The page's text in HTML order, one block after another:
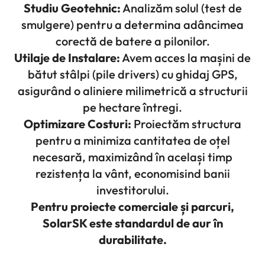
Studiu Geotehnic:Analizăm solul (test de
smulgere) pentru a determina adâncimea
corectă de batere a pilonilor.
Utilaje de Instalare:Avem acces la mașini de
bătut stâlpi (pile drivers) cu ghidaj GPS,
asigurând o aliniere milimetrică a structurii
pe hectare întregi.
Optimizare Costuri: Proiectăm structura
pentru a minimiza cantitatea de oțel
necesară, maximizând în același timp
rezistența la vânt, economisind banii
investitorului.
Pentru proiecte comerciale și parcuri,
SolarSK este standardul de aur în
durabilitate.